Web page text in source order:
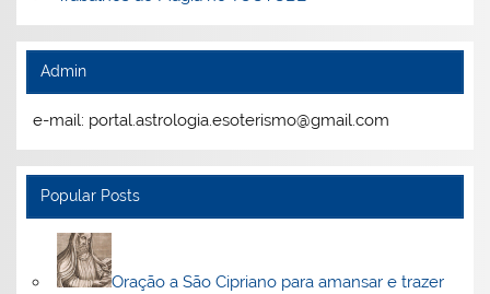
Admin
e-mail: portal.astrologia.esoterismo@gmail.com
Popular Posts
Oração a São Cipriano para amansar e trazer